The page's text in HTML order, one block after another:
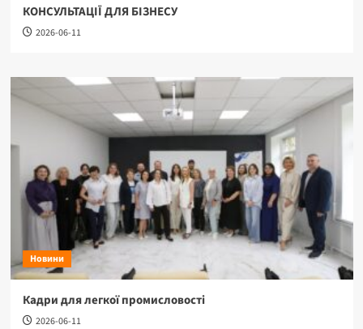
КОНСУЛЬТАЦІЇ ДЛЯ БІЗНЕСУ
2026-06-11
Новини
Кадри для легкої промисловості
2026-06-11